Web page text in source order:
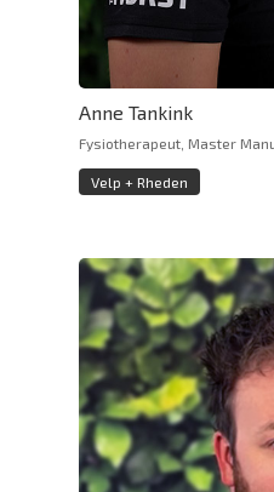
Anne Tankink
Fysiotherapeut, Master
Velp + Rheden